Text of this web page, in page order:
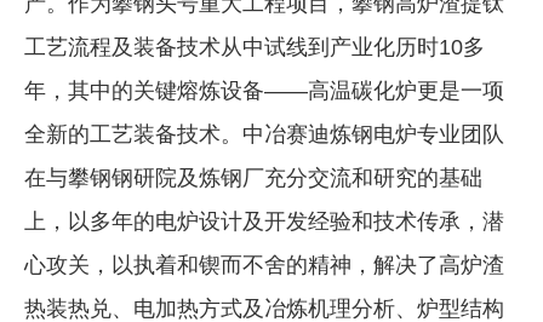
工艺流程及装备技术从中试线到产业化历时10多
年，其中的关键熔炼设备——高温碳化炉更是一项
全新的工艺装备技术。中冶赛迪炼钢电炉专业团队
在与攀钢钢研院及炼钢厂充分交流和研究的基础
上，以多年的电炉设计及开发经验和技术传承，潜
心攻关，以执着和锲而不舍的精神，解决了高炉渣
热装热兑、电加热方式及冶炼机理分析、炉型结构